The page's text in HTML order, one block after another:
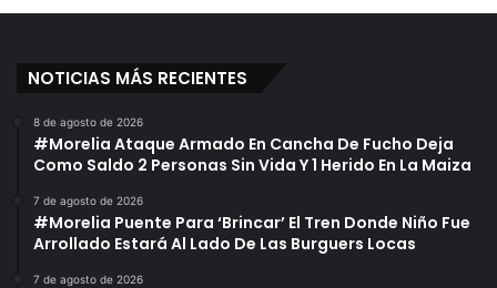
NOTICIAS MÁS RECIENTES
8 de agosto de 2026
#Morelia Ataque Armado En Cancha De Fucho Deja
Como Saldo 2 Personas Sin Vida Y 1 Herido En La Maiza
7 de agosto de 2026
#Morelia Puente Para ‘Brincar’ El Tren Donde Niño Fue
Arrollado Estará Al Lado De Las Burguers Locas
7 de agosto de 2026